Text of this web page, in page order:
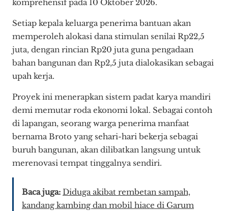
komprehensif pada 10 Oktober 2026.
Setiap kepala keluarga penerima bantuan akan
memperoleh alokasi dana stimulan senilai Rp22,5
juta, dengan rincian Rp20 juta guna pengadaan
bahan bangunan dan Rp2,5 juta dialokasikan sebagai
upah kerja.
Proyek ini menerapkan sistem padat karya mandiri
demi memutar roda ekonomi lokal. Sebagai contoh
di lapangan, seorang warga penerima manfaat
bernama Broto yang sehari-hari bekerja sebagai
buruh bangunan, akan dilibatkan langsung untuk
merenovasi tempat tinggalnya sendiri.
Baca juga: Diduga akibat rembetan sampah,
kandang kambing dan mobil hiace di Garum